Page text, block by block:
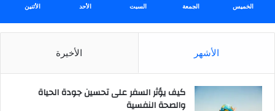
ر
الخميس الجمعة السبت الأحد الأثنين
الأشهر الأخيرة
كيف يؤثر السفر على تحسين جودة الحياة
والصحة النفسية